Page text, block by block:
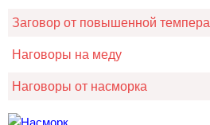
Заговор от повышенной
Наговоры на меду
Наговоры от насморка